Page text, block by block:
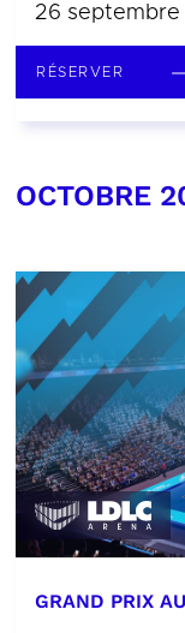
26
RÉSERVER
OCTOBRE
GRAND PRIX